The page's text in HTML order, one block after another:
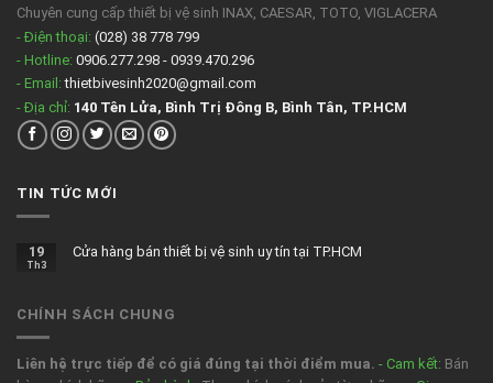
Chuyên cung cấp thiết bị vệ sinh INAX, CAESAR, TOTO, VIGLACERA
- Điện thoại: (028) 38 778 799
- Hotline: 0906.277.298 - 0939.470.296
- Email: thietbivesinh2020@gmail.com
- Địa chỉ: 140 Tên Lửa, Bình Trị Đông B, Bình Tân, TP.HCM
TIN TỨC MỚI
19
Th3
Cửa hàng bán thiết bị vệ sinh uy tín tại TP.HCM
CHÍNH SÁCH CHUNG
Liên hệ trực tiếp để có giá đúng tại thời điểm mua. - Cam kết: Bán